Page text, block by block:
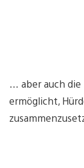
… aber auch die
ermöglicht,